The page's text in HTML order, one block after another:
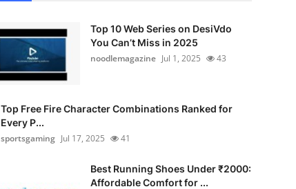
Top 10 Web Series on DesiVdo
You Can’t Miss in 2025
noodlemagazine Jul 1, 2025 43
Top Free Fire Character Combinations Ranked for
Every P...
sportsgaming Jul 17, 2025 41
Best Running Shoes Under ₹2000:
Affordable Comfort for ...